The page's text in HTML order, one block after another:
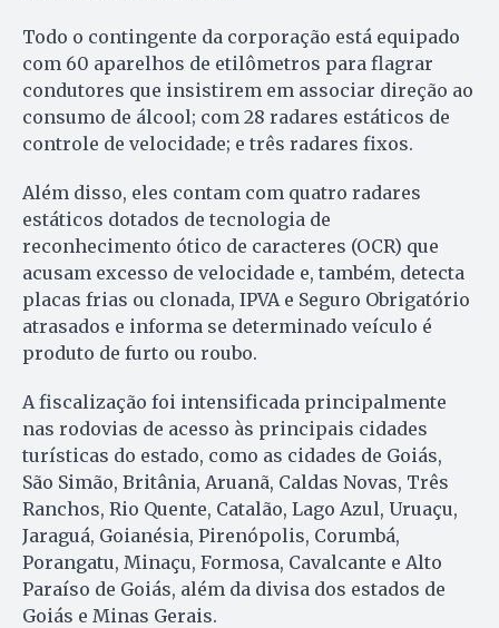
Todo o contingente da corporação está equipado
com 60 aparelhos de etilômetros para flagrar
condutores que insistirem em associar direção ao
consumo de álcool; com 28 radares estáticos de
controle de velocidade; e três radares fixos.
Além disso, eles contam com quatro radares
estáticos dotados de tecnologia de
reconhecimento ótico de caracteres (OCR) que
acusam excesso de velocidade e, também, detecta
placas frias ou clonada, IPVA e Seguro Obrigatório
atrasados e informa se determinado veículo é
produto de furto ou roubo.
A fiscalização foi intensificada principalmente
nas rodovias de acesso às principais cidades
turísticas do estado, como as cidades de Goiás,
São Simão, Britânia, Aruanã, Caldas Novas, Três
Ranchos, Rio Quente, Catalão, Lago Azul, Uruaçu,
Jaraguá, Goianésia, Pirenópolis, Corumbá,
Porangatu, Minaçu, Formosa, Cavalcante e Alto
Paraíso de Goiás, além da divisa dos estados de
Goiás e Minas Gerais.